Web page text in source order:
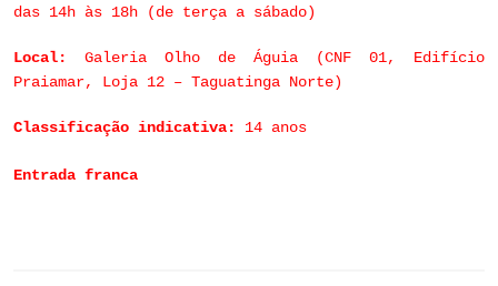
das 14h às 18h (de terça a sábado)
Local: Galeria Olho de Águia (CNF 01, Edifício
Praiamar, Loja 12 – Taguatinga Norte)
Classificação indicativa: 14 anos
Entrada franca